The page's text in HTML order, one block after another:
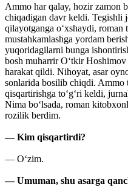
Ammo har qalay, hozir zamon
chiqadigan davr keldi. Tegishli
qilayotganga o‘xshaydi,
mustahkamlashga yordam
yuqoridagilarni bunga
bosh muharrir O‘tkir
harakat qildi. Nihoyat, asar
sonlarida bosilib chiqdi. Ammo
qisqartirishga to‘g‘ri keldi,
Nima bo‘lsada, roman
rozilik berdim.
— Kim qisqartirdi?
— O‘zim.
— Umuman, shu asarga